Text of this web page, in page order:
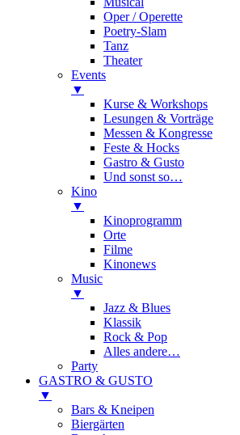
Oper / Operette
Poetry-Slam
Tanz
Theater
Events
▼
Kurse & Workshops
Lesungen & Vorträge
Messen & Kongresse
Feste & Hocks
Gastro & Gusto
Und sonst so…
Kino
▼
Kinoprogramm
Orte
Filme
Kinonews
Music
▼
Jazz & Blues
Klassik
Rock & Pop
Alles andere…
Party
GASTRO & GUSTO
▼
Bars & Kneipen
Biergärten